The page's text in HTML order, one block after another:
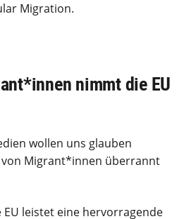
Migration.
nimmt die EU
wollen uns glauben
von Migrant*innen überrannt
EU leistet eine hervorragende